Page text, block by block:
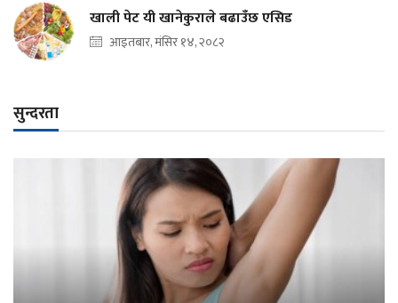
खाली पेट यी खानेकुराले बढाउँछ एसिड
आइतबार, मंसिर १४, २०८२
सुन्दरता